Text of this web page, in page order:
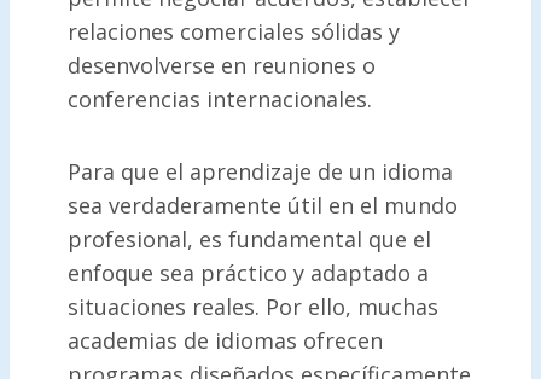
relaciones comerciales sólidas y
desenvolverse en reuniones o
conferencias internacionales.
Para que el aprendizaje de un idioma
sea verdaderamente útil en el mundo
profesional, es fundamental que el
enfoque sea práctico y adaptado a
situaciones reales. Por ello, muchas
academias de idiomas ofrecen